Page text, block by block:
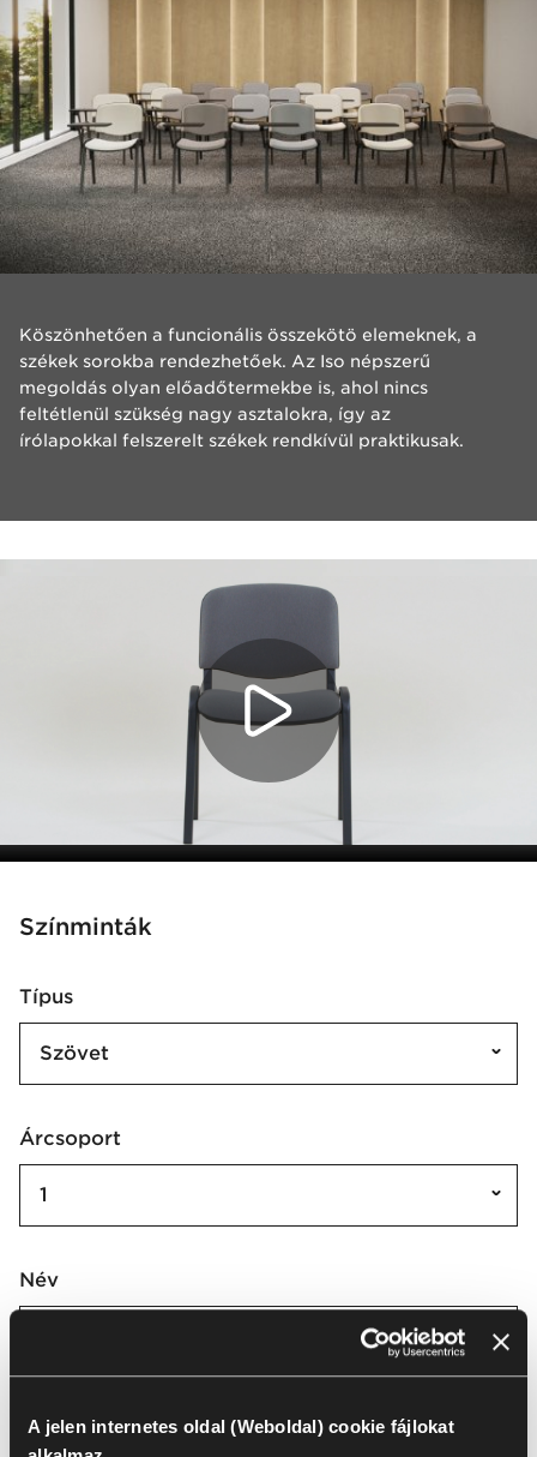
A jelen internetes oldal (Weboldal) cookie fájlokat
​Köszönhetően a funcionális összekötö elemeknek, a
székek sorokba rendezhetőek. Az Iso népszerű
megoldás olyan előadőtermekbe is, ahol nincs
feltétlenül szükség nagy asztalokra, így az
írólapokkal felszerelt székek rendkívül praktikusak.
Színminták
Típus
Szövet
Árcsoport
1
Név
Bondai | BN